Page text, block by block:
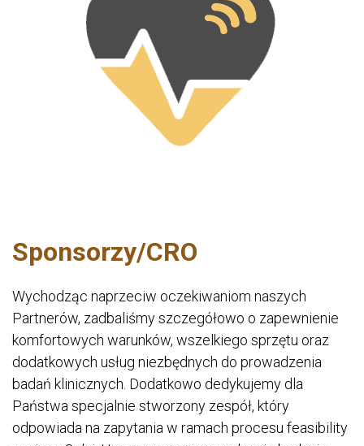
Sponsorzy/CRO
Wychodząc naprzeciw oczekiwaniom naszych
Partnerów, zadbaliśmy szczegółowo o zapewnienie
komfortowych warunków, wszelkiego sprzętu oraz
dodatkowych usług niezbędnych do prowadzenia
badań klinicznych. Dodatkowo dedykujemy dla
Państwa specjalnie stworzony zespół, który
odpowiada na zapytania w ramach procesu feasibility